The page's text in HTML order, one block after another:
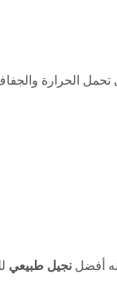
تحمل الحرارة
أفضل نجيل طبيعي